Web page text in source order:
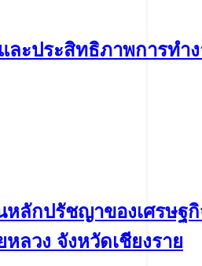
ละประสิทธิภาพการทำ
ลักปรัชญาของเศรษฐ
ลวง จังหวัดเชียงราย